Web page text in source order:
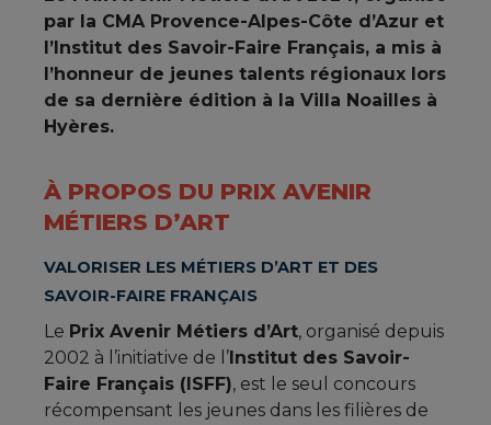
par la CMA Provence-Alpes-Côte d’Azur et
l’Institut des Savoir-Faire Français, a mis à
l’honneur de jeunes talents régionaux lors
de sa dernière édition à la Villa Noailles à
Hyères.
À PROPOS DU PRIX AVENIR
MÉTIERS D’ART
VALORISER LES MÉTIERS D’ART ET DES
SAVOIR-FAIRE FRANÇAIS
Le Prix Avenir Métiers d’Art, organisé depuis
2002 à l’initiative de l’ Institut des Savoir-
Faire Français (ISFF), est le seul concours
récompensant les jeunes dans les filières de